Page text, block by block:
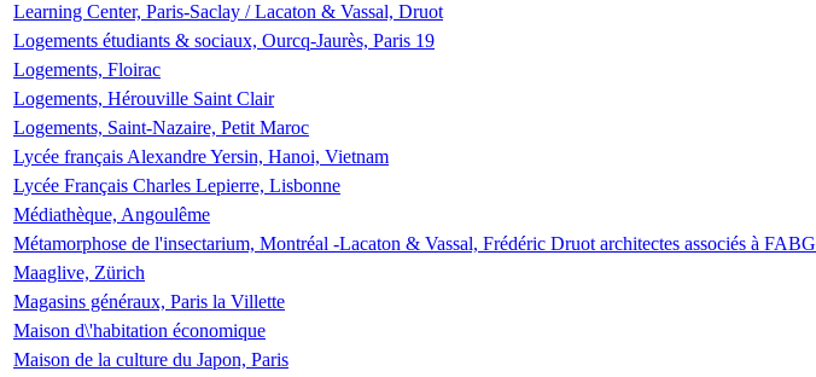
Learning Center, Paris-Saclay / Lacaton & Vassal, Druot
Logements étudiants & sociaux, Ourcq-Jaurès, Paris 19
Logements, Floirac
Logements, Hérouville Saint Clair
Logements, Saint-Nazaire, Petit Maroc
Lycée français Alexandre Yersin, Hanoi, Vietnam
Lycée Français Charles Lepierre, Lisbonne
Médiathèque, Angoulême
Métamorphose de l'insectarium, Montréal -Lacaton & Vassal, Frédéric Druot architectes associés à FABG
Maaglive, Zürich
Magasins généraux, Paris la Villette
Maison d\'habitation économique
Maison de la culture du Japon, Paris